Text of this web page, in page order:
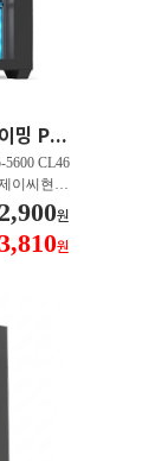
5월 월간견적 QHD 가성비 게이밍 PC 7500F RTX 5060 Ti GY506
CL46
이씨현 /
앤컴퍼
(500GB)
원
원